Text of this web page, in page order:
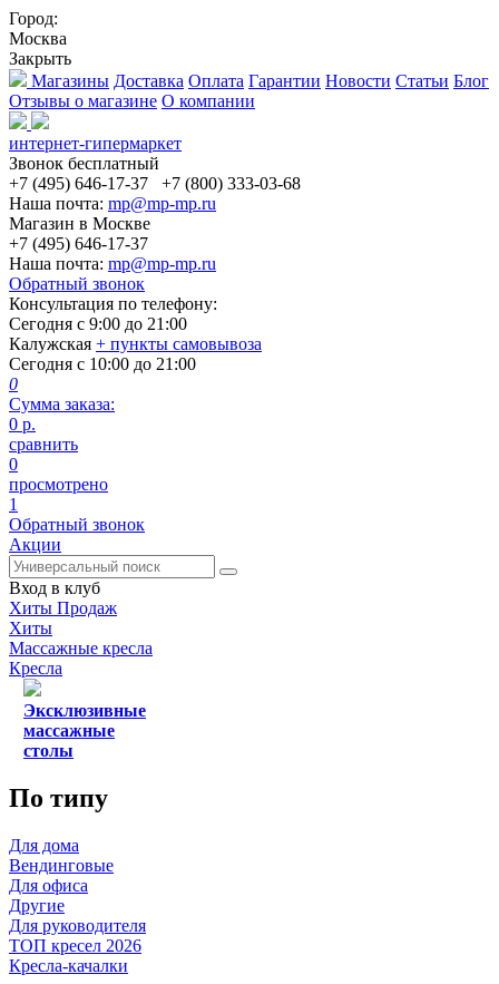
Город:
Москва
Закрыть
Магазины Доставка Оплата Гарантии Новости Статьи Блог
Отзывы о магазине О компании
интернет-гипермаркет
Звонок бесплатный
+7 (495) 646-17-37
+7 (800) 333-03-68
Наша почта: mp@mp-mp.ru
Магазин в Москве
+7 (495) 646-17-37
Наша почта: mp@mp-mp.ru
Обратный звонок
Консультация по телефону:
Сегодня с 9:00 до 21:00
Калужская + пункты самовывоза
Сегодня с 10:00 до 21:00
0
Сумма заказа:
0 р.
сравнить
0
просмотрено
1
Обратный звонок
Акции
Вход в клуб
Хиты Продаж
Хиты
Массажные кресла
Кресла
Эксклюзивные
массажные
столы
По типу
Для дома
Вендинговые
Для офиса
Другие
Для руководителя
ТОП кресел 2026
Кресла-качалки